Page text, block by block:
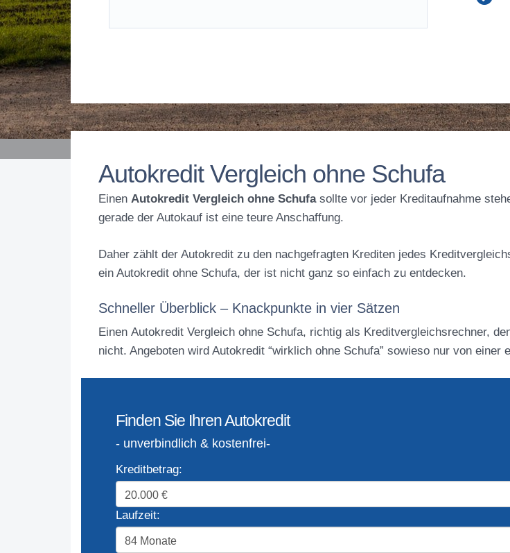
Autokredit Vergleich ohne Schufa
Einen Autokredit Vergleich ohne Schufasollte vor jeder Kreditaufnahme
gerade der Autokauf ist eine teure Anschaffung.
Daher zählt der Autokredit zu den nachgefragten Krediten jedes
ein Autokredit ohne Schufa, der ist nicht ganz so einfach zu entdecken.
Schneller Überblick – Knackpunkte in vier Sätzen
Einen Autokredit Vergleich ohne Schufa, richtig als Kreditvergleichsrechner,
nicht. Angeboten wird Autokredit “wirklich ohne Schufa” sowieso nur von einer
Finden Sie Ihren Autokredit
- unverbindlich & kostenfrei-
Kreditbetrag:
Laufzeit: